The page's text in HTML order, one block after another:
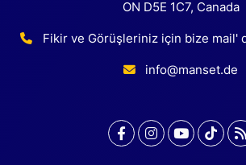
ON D5E 1C7, Canada
Fikir ve Görüşleriniz için bize mail'
info@manset.de